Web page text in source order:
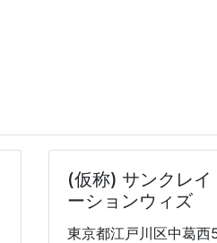
(仮称) サンクレ
ーションウィズ
東京都江戸川区中葛